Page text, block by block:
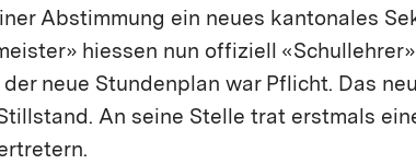
Abstimmung ein neues kantonales
hiessen nun offiziell
neue Stundenplan war Pflicht. Das
An seine Stelle trat erstmals